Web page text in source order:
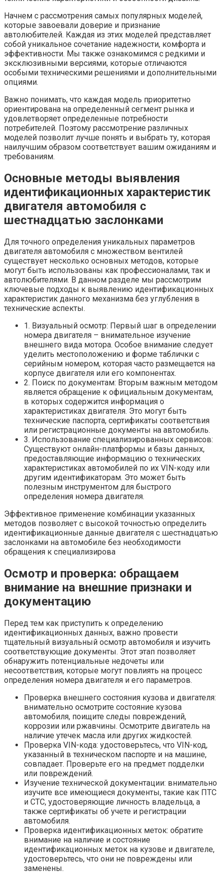
Начнем с рассмотрения самых популярных моделей,
которые завоевали доверие и признание
автолюбителей. Каждая из этих моделей представляет
собой уникальное сочетание надежности, комфорта и
эффективности. Мы также ознакомимся с редкими и
эксклюзивными версиями, которые отличаются
особыми техническими решениями и дополнительными
опциями.
Важно понимать, что каждая модель приоритетно
ориентирована на определенный сегмент рынка и
удовлетворяет определенные потребности
потребителей. Поэтому рассмотрение различных
моделей позволит лучше понять и выбрать ту, которая
наилучшим образом соответствует вашим ожиданиям и
требованиям.
Основные методы выявления
идентификационных характеристик
двигателя автомобиля с
шестнадцатью заслонками
Для точного определения уникальных параметров
двигателя автомобиля с множеством вентилей
существует несколько основных методов, которые
могут быть использованы как профессионалами, так и
автолюбителями. В данном разделе мы рассмотрим
ключевые подходы к выявлению идентификационных
характеристик данного механизма без углубления в
технические аспекты.
1. Визуальный осмотр: Первый шаг в определении
номера двигателя – внимательное изучение
внешнего вида мотора. Особое внимание следует
уделить местоположению и форме таблички с
серийным номером, которая часто размещается на
корпусе двигателя или его компонентах.
2. Поиск по документам: Вторым важным методом
является обращение к официальным документам,
в которых содержится информация о
характеристиках двигателя. Это могут быть
технические паспорта, сертификаты соответствия
или регистрационные документы на автомобиль.
3. Использование специализированных сервисов:
Существуют онлайн-платформы и базы данных,
предоставляющие информацию о технических
характеристиках автомобилей по их VIN-коду или
другим идентификаторам. Это может быть
полезным инструментом для быстрого
определения номера двигателя.
Эффективное применение комбинации указанных
методов позволяет с высокой точностью определить
идентификационные данные двигателя с шестнадцатью
заслонками на автомобиле без необходимости
обращения к специализирова
Осмотр и проверка: обращаем
внимание на внешние признаки и
документацию
Перед тем как приступить к определению
идентификационных данных, важно провести
тщательный визуальный осмотр автомобиля и изучить
соответствующие документы. Этот этап позволяет
обнаружить потенциальные недочеты или
несоответствия, которые могут повлиять на процесс
определения номера двигателя и его параметров.
Проверка внешнего состояния кузова и двигателя:
внимательно осмотрите состояние кузова
автомобиля, поищите следы повреждений,
коррозии или ржавчины. Осмотрите двигатель на
наличие утечек масла или других жидкостей.
Проверка VIN-кода: удостоверьтесь, что VIN-код,
указанный в техническом паспорте и на машине,
совпадает. Проверьте его на предмет подделки
или повреждений.
Изучение технической документации: внимательно
изучите все имеющиеся документы, такие как ПТС
и СТС, удостоверяющие личность владельца, а
также сертификаты об учете и регистрации
автомобиля.
Проверка идентификационных меток: обратите
внимание на наличие и состояние
идентификационных меток на кузове и двигателе,
удостоверьтесь, что они не повреждены или
заменены.